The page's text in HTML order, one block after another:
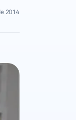
2014